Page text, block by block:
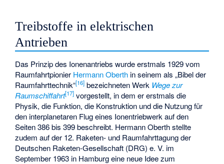
Treibstoffe in elektrischen
Antrieben
Das Prinzip des Ionenantriebs wurde erstmals 1929 vom
Raumfahrtpionier Hermann Oberth in seinem als „Bibel der
Raumfahrttechnik“[16] bezeichneten Werk Wege zur
Raumschiffahrt[17] vorgestellt, in dem er erstmals die
Physik, die Funktion, die Konstruktion und die Nutzung für
den interplanetaren Flug eines Ionentriebwerk auf den
Seiten 386 bis 399 beschreibt. Hermann Oberth stellte
zudem auf der 12. Raketen- und Raumfahrttagung der
Deutschen Raketen-Gesellschaft (DRG) e. V. im
September 1963 in Hamburg eine neue Idee zum